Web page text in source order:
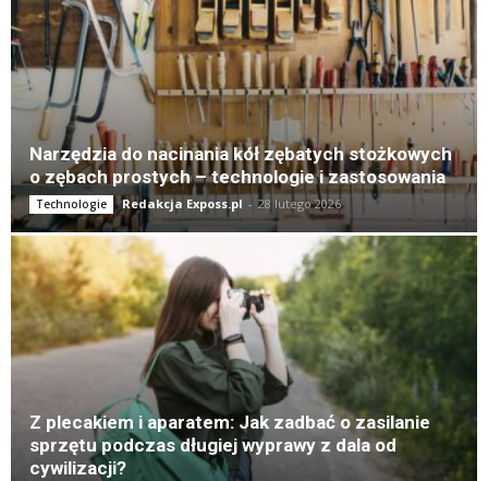
Narzędzia do nacinania kół zębatych stożkowych
o zębach prostych – technologie i zastosowania
Technologie Redakcja Exposs.pl - 28 lutego 2026
Z plecakiem i aparatem: Jak zadbać o zasilanie
sprzętu podczas długiej wyprawy z dala od
cywilizacji?